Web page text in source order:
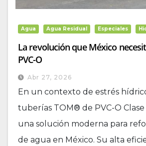
Agua Agua Residual Especiales
La revolución que México
PVC-O
Abr 27, 2026
En un contexto de estrés
tuberías TOM® de PVC-O
una solución moderna para
de agua en México. Su alta